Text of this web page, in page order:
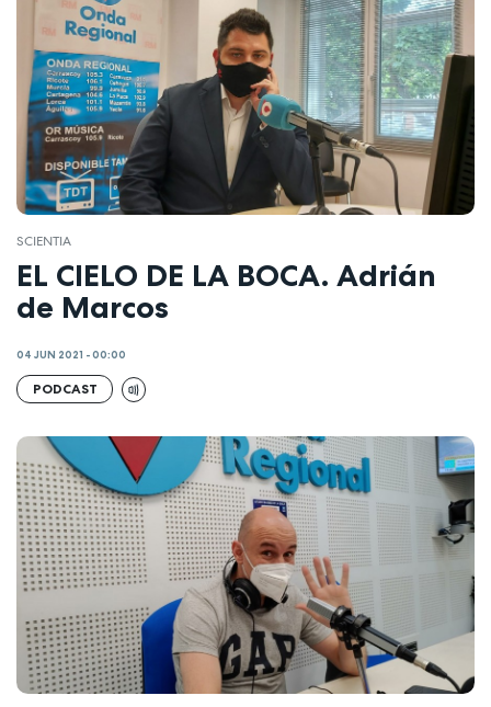
SCIENTIA
EL CIELO DE LA BOCA. Adrián
de Marcos
04 JUN 2021 - 00:00
PODCAST